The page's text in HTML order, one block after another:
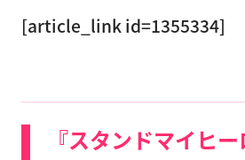
[article_link id=1355334]
『スタンドマイヒ